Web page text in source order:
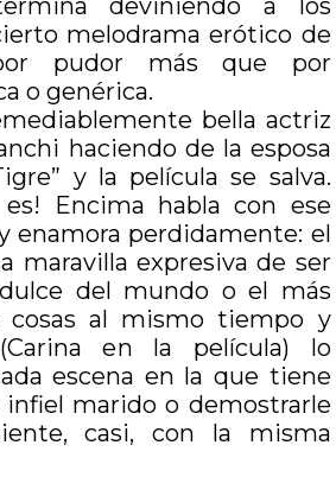
deviniendo a los
melodrama erótico de
pudor más que por
o genérica.
bella actriz
haciendo de la esposa
y la película se salva.
Encima habla con ese
enamora perdidamente: el
maravilla expresiva de ser
del mundo o el más
cosas al mismo tiempo y
en la película) lo
escena en la que tiene
marido o demostrarle
casi, con la misma